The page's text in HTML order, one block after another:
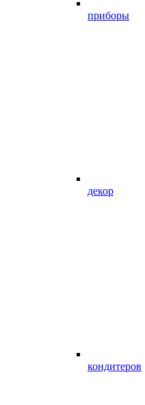
приборы
декор
кондитеров